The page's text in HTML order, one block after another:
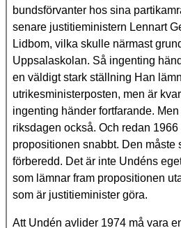
bundsförvanter hos sina
senare justitieministern Lennart
Lidbom, vilka skulle närmast
Uppsalaskolan. Så ingenting
en väldigt stark ställning Han
utrikesministerposten, men är
ingenting händer fortfarande.
riksdagen också. Och redan
propositionen snabbt. Den måste
förberedd. Det är inte Undéns
som lämnar fram propositionen
som är justitieminister göra.
Att Undén avlider 1974 må vara